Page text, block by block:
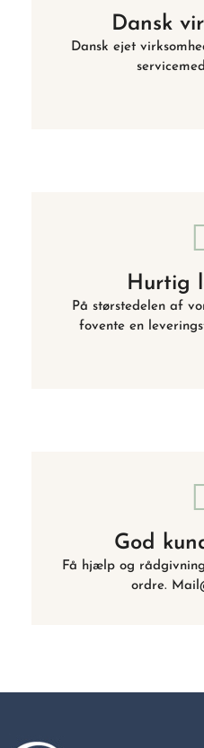
Dansk
Dansk ejet
Hurtig
På størstedelen af
fovente en
God
Få hjælp og
ordre.